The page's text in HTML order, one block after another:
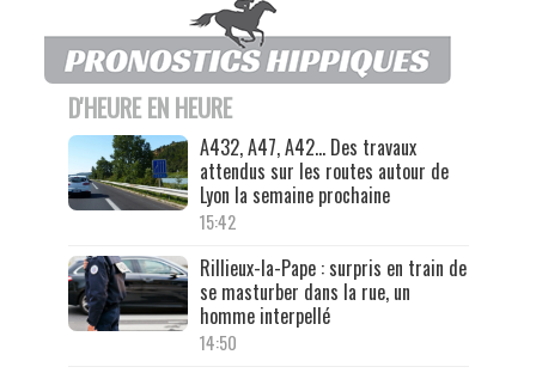
D'HEURE EN HEURE
A432, A47, A42… Des travaux
attendus sur les routes autour de
Lyon la semaine prochaine
15:42
Rillieux-la-Pape : surpris en train de
se masturber dans la rue, un
homme interpellé
14:50